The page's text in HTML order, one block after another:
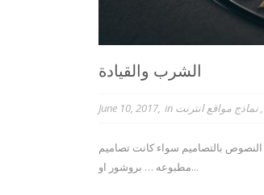
الشرب والقيادة
June 10, 2017 in ,نماذج مواقع انترنت
بالتصاميم سواء كانت تصاميم
مطبوعه … بروشور او...